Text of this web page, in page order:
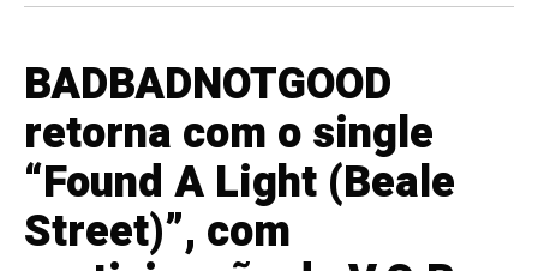
BADBADNOTGOOD
retorna com o single
“Found A Light (Beale
Street)”, com